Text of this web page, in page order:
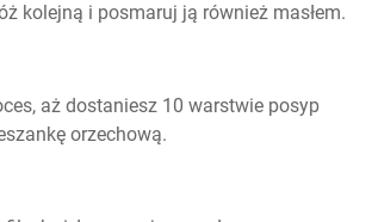
kolejną i posmaruj ją również masłem.
aż dostaniesz 10 warstwie posyp
orzechową.